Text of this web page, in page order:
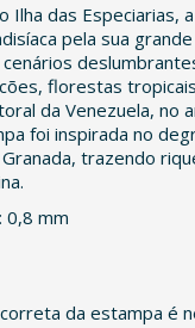
Ilha das Especiarias,
pela sua
florestas
da Venezuela, no
foi inspirada no
trazendo
0,8 mm
da estampa é